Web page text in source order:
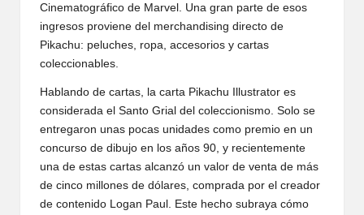
Cinematográfico de Marvel. Una gran parte de esos
ingresos proviene del merchandising directo de
Pikachu: peluches, ropa, accesorios y cartas
coleccionables.
Hablando de cartas, la carta Pikachu Illustrator es
considerada el Santo Grial del coleccionismo. Solo se
entregaron unas pocas unidades como premio en un
concurso de dibujo en los años 90, y recientemente
una de estas cartas alcanzó un valor de venta de más
de cinco millones de dólares, comprada por el creador
de contenido Logan Paul. Este hecho subraya cómo